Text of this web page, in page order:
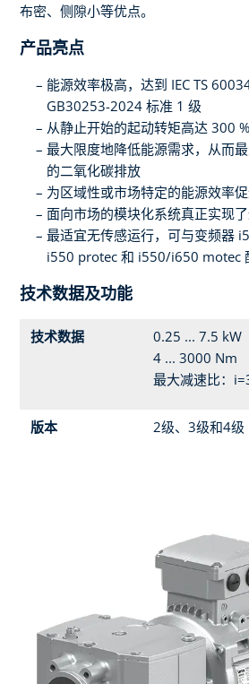
布密、侧隙小等优点。
产品亮点
能源效率极高，达到 IEC TS
GB30253-2024 标准 1 级
从静止开始的起动转矩高达 300 %
最大限度地降低能源需求，从而
的二氧化碳排放
为区域性或市场特定的能源效率
面向市场的模块化系统真正实现
最适宜无传感运行，可与变频器
i550 protec 和 i550/i650 motec
技术数据及功能
技术数据
0.25 ... 7.5 kW
4 ... 3000 Nm
最大减速比：
版本 2级、3级和4级